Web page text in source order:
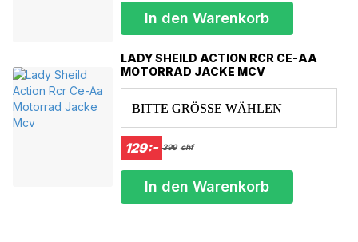
In den Warenkorb
LADY SHEILD ACTION RCR CE-AA
MOTORRAD JACKE MCV
BITTE GRÖSSE WÄHLEN
129:- 399 chf
In den Warenkorb